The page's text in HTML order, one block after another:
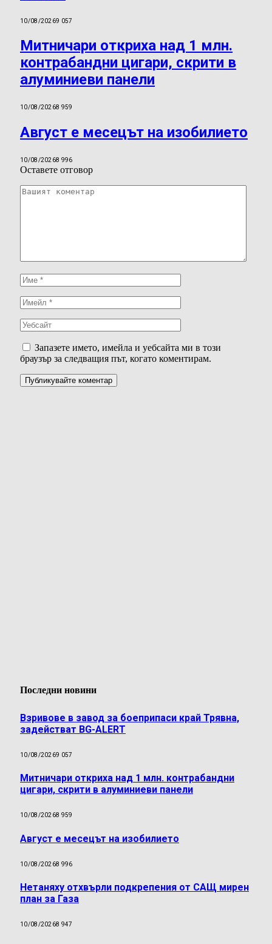
10/08/20269 057
Митничари откриха над 1 млн.
контрабандни цигари, скрити в
алуминиеви панели
10/08/20268 959
Август е месецът на изобилието
10/08/20268 996
Оставете отговор
Запазете името, имейла и уебсайта ми в този
браузър за следващия път, когато коментирам.
Последни новини
Взривове в завод за боеприпаси край Трявна,
задействат BG-ALERT
10/08/20269 057
Митничари откриха над 1 млн. контрабандни
цигари, скрити в алуминиеви панели
10/08/20268 959
Август е месецът на изобилието
10/08/20268 996
Нетаняху отхвърли подкрепения от САЩ мирен
план за Газа
10/08/20268 947